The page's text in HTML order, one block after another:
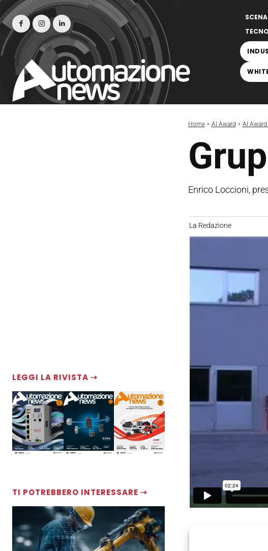
Home AI Award AI
Enrico Loccioni,
LEGGI LA RIVISTA ⇢
TI POTREBBERO INTERESSARE ⇢
La Redazione